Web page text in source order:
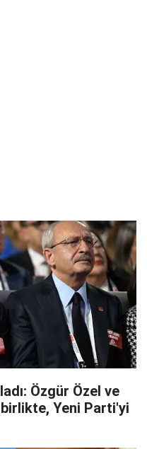
Özgür Özel ve
Yeni Parti'yi